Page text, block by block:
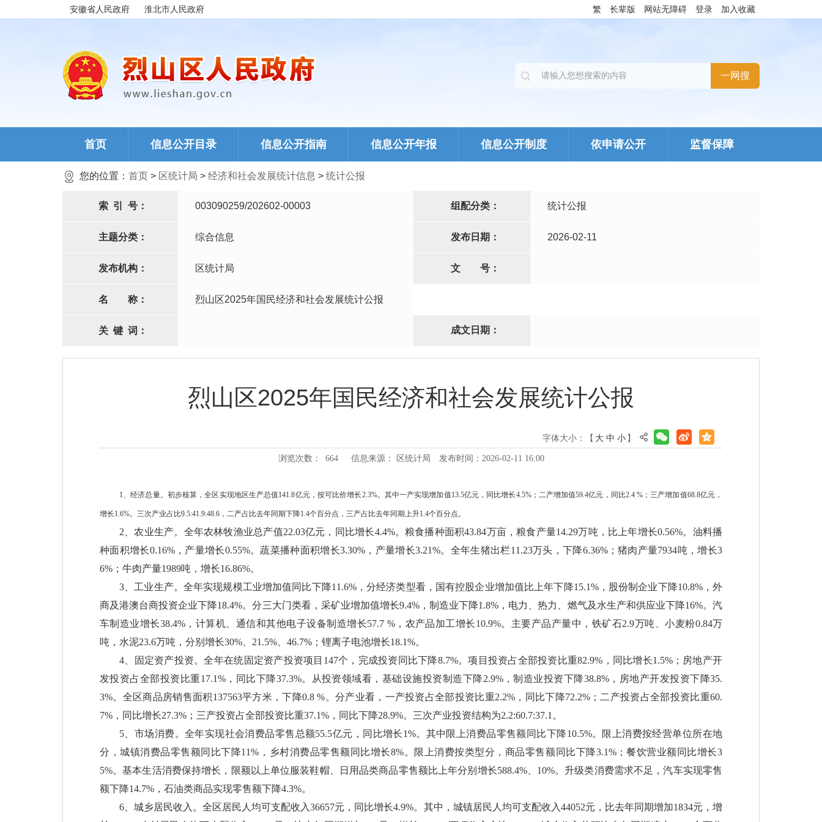
安徽省人民政府 淮北市人民政府 繁 长辈版 网站无障碍 登录 加入收藏
首页 信息公开目录 信息公开指南 信息公开年报 信息公开制度 依申请公开 监督保障
您的位置： 首页 > 区统计局 > 经济和社会发展统计信息 > 统计公报
索 引 号： 003090259/202602-00003 组配分类： 统计公报
主题分类： 综合信息 发布日期： 2026-02-11
发布机构： 区统计局 文 号：
名 称： 烈山区2025年国民经济和社会发展统计公报
关 键 词： 成文日期：
烈山区2025年国民经济和社会发展统计公报
字体大小：【 大 中 小 】
浏览次数： 664 信息来源： 区统计局 发布时间：2026-02-11 16:00
1、经济总量。初步核算，全区实现地区生产总值141.8亿元，按可比价增长2.3%。其中一产实现增加值13.5亿元，同比增长4.5%；二产增加值59.4亿元，同比2.4 %；三产增加值68.8亿元，
增长1.6%。三次产业占比9.5:41.9:48.6，二产占比去年同期下降1.4个百分点，三产占比去年同期上升1.4个百分点。
2、农业生产。全年农林牧渔业总产值22.03亿元，同比增长4.4%。粮食播种面积43.84万亩，粮食产量14.29万吨，比上年增长0.56%。油料播
种面积增长0.16%，产量增长0.55%。蔬菜播种面积增长3.30%，产量增长3.21%。全年生猪出栏11.23万头，下降6.36%；猪肉产量7934吨，增长3
6%；牛肉产量1989吨，增长16.86%。
3、工业生产。全年实现规模工业增加值同比下降11.6%，分经济类型看，国有控股企业增加值比上年下降15.1%，股份制企业下降10.8%，外
商及港澳台商投资企业下降18.4%。分三大门类看，采矿业增加值增长9.4%，制造业下降1.8%，电力、热力、燃气及水生产和供应业下降16%。汽
车制造业增长38.4%，计算机、通信和其他电子设备制造增长57.7 %，农产品加工增长10.9%。主要产品产量中，铁矿石2.9万吨、小麦粉0.84万
吨，水泥23.6万吨，分别增长30%、21.5%、46.7%；锂离子电池增长18.1%。
4、固定资产投资。全年在统固定资产投资项目147个，完成投资同比下降8.7%。项目投资占全部投资比重82.9%，同比增长1.5%；房地产开
发投资占全部投资比重17.1%，同比下降37.3%。从投资领域看，基础设施投资制造下降2.9%，制造业投资下降38.8%，房地产开发投资下降35.
3%。全区商品房销售面积137563平方米，下降0.8 %。分产业看，一产投资占全部投资比重2.2%，同比下降72.2%；二产投资占全部投资比重60.
7%，同比增长27.3%；三产投资占全部投资比重37.1%，同比下降28.9%。三次产业投资结构为2.2:60.7:37.1。
5、市场消费。全年实现社会消费品零售总额55.5亿元，同比增长1%。其中限上消费品零售额同比下降10.5%。限上消费按经营单位所在地
分，城镇消费品零售额同比下降11%，乡村消费品零售额同比增长8%。限上消费按类型分，商品零售额同比下降3.1%；餐饮营业额同比增长3
5%。基本生活消费保持增长，限额以上单位服装鞋帽、日用品类商品零售额比上年分别增长588.4%、10%。升级类消费需求不足，汽车实现零售
额下降14.7%，石油类商品实现零售额下降4.3%。
6、城乡居民收入。全区居民人均可支配收入36657元，同比增长4.9%。其中，城镇居民人均可支配收入44052元，比去年同期增加1834元，增